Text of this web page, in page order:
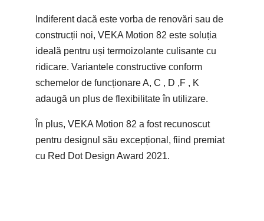
Indiferent dacă este vorba de renovări sau de
construcții noi, VEKA Motion 82 este soluția
ideală pentru uși termoizolante culisante cu
ridicare. Variantele constructive conform
schemelor de funcționare A, C , D ,F , K
adaugă un plus de flexibilitate în utilizare.
În plus, VEKA Motion 82 a fost recunoscut
pentru designul său excepțional, fiind premiat
cu Red Dot Design Award 2021.